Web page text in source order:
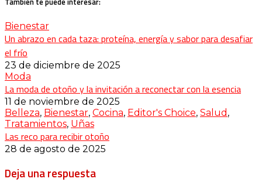
Bienestar
Un abrazo en cada taza: proteína, energía y sabor para desafiar
el frío
23 de diciembre de 2025
Moda
La moda de otoño y la invitación a reconectar con la esencia
11 de noviembre de 2025
Belleza, Bienestar, Cocina, Editor's Choice, Salud ,
Tratamientos, Uñas
Las reco para recibir otoño
28 de agosto de 2025
Deja una respuesta